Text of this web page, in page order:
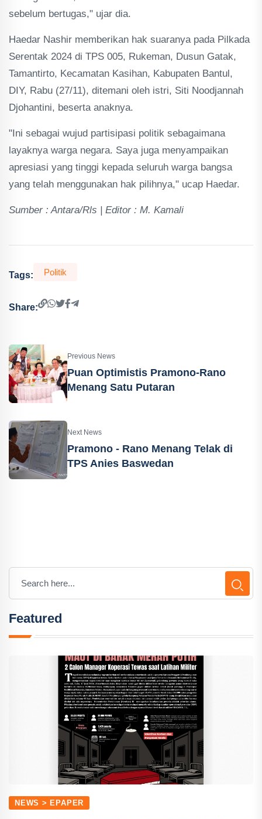
sebelum bertugas," ujar dia.
Haedar Nashir memberikan hak suaranya pada Pilkada
Serentak 2024 di TPS 005, Rukeman, Dusun Gatak,
Tamantirto, Kecamatan Kasihan, Kabupaten Bantul,
DIY, Rabu (27/11), ditemani oleh istri, Siti Noodjannah
Djohantini, beserta anaknya.
"Ini sebagai wujud partisipasi politik sebagaimana
layaknya warga negara. Saya juga menyampaikan
apresiasi yang tinggi kepada seluruh warga bangsa
yang telah menggunakan hak pilihnya," ucap Haedar.
Sumber : Antara/Rls | Editor : M. Kamali
Tags: Politik
Share:
Previous News
Puan Optimistis Pramono-Rano
Menang Satu Putaran
Next News
Pramono - Rano Menang Telak di
TPS Anies Baswedan
Featured
NEWS > EPAPER